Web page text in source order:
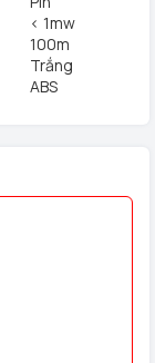
lựa chọn dành
< 1mw
100m
Trắng
ABS